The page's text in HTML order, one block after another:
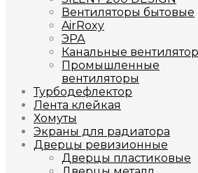
Вентиляторы бытовые
AirRoxy
ЭРА
Канальные
Промышленные
вентиляторы
Турбодефлектор
Лента клейкая
Хомуты
Экраны для радиатора
Дверцы ревизионные
Дверцы пластиковые